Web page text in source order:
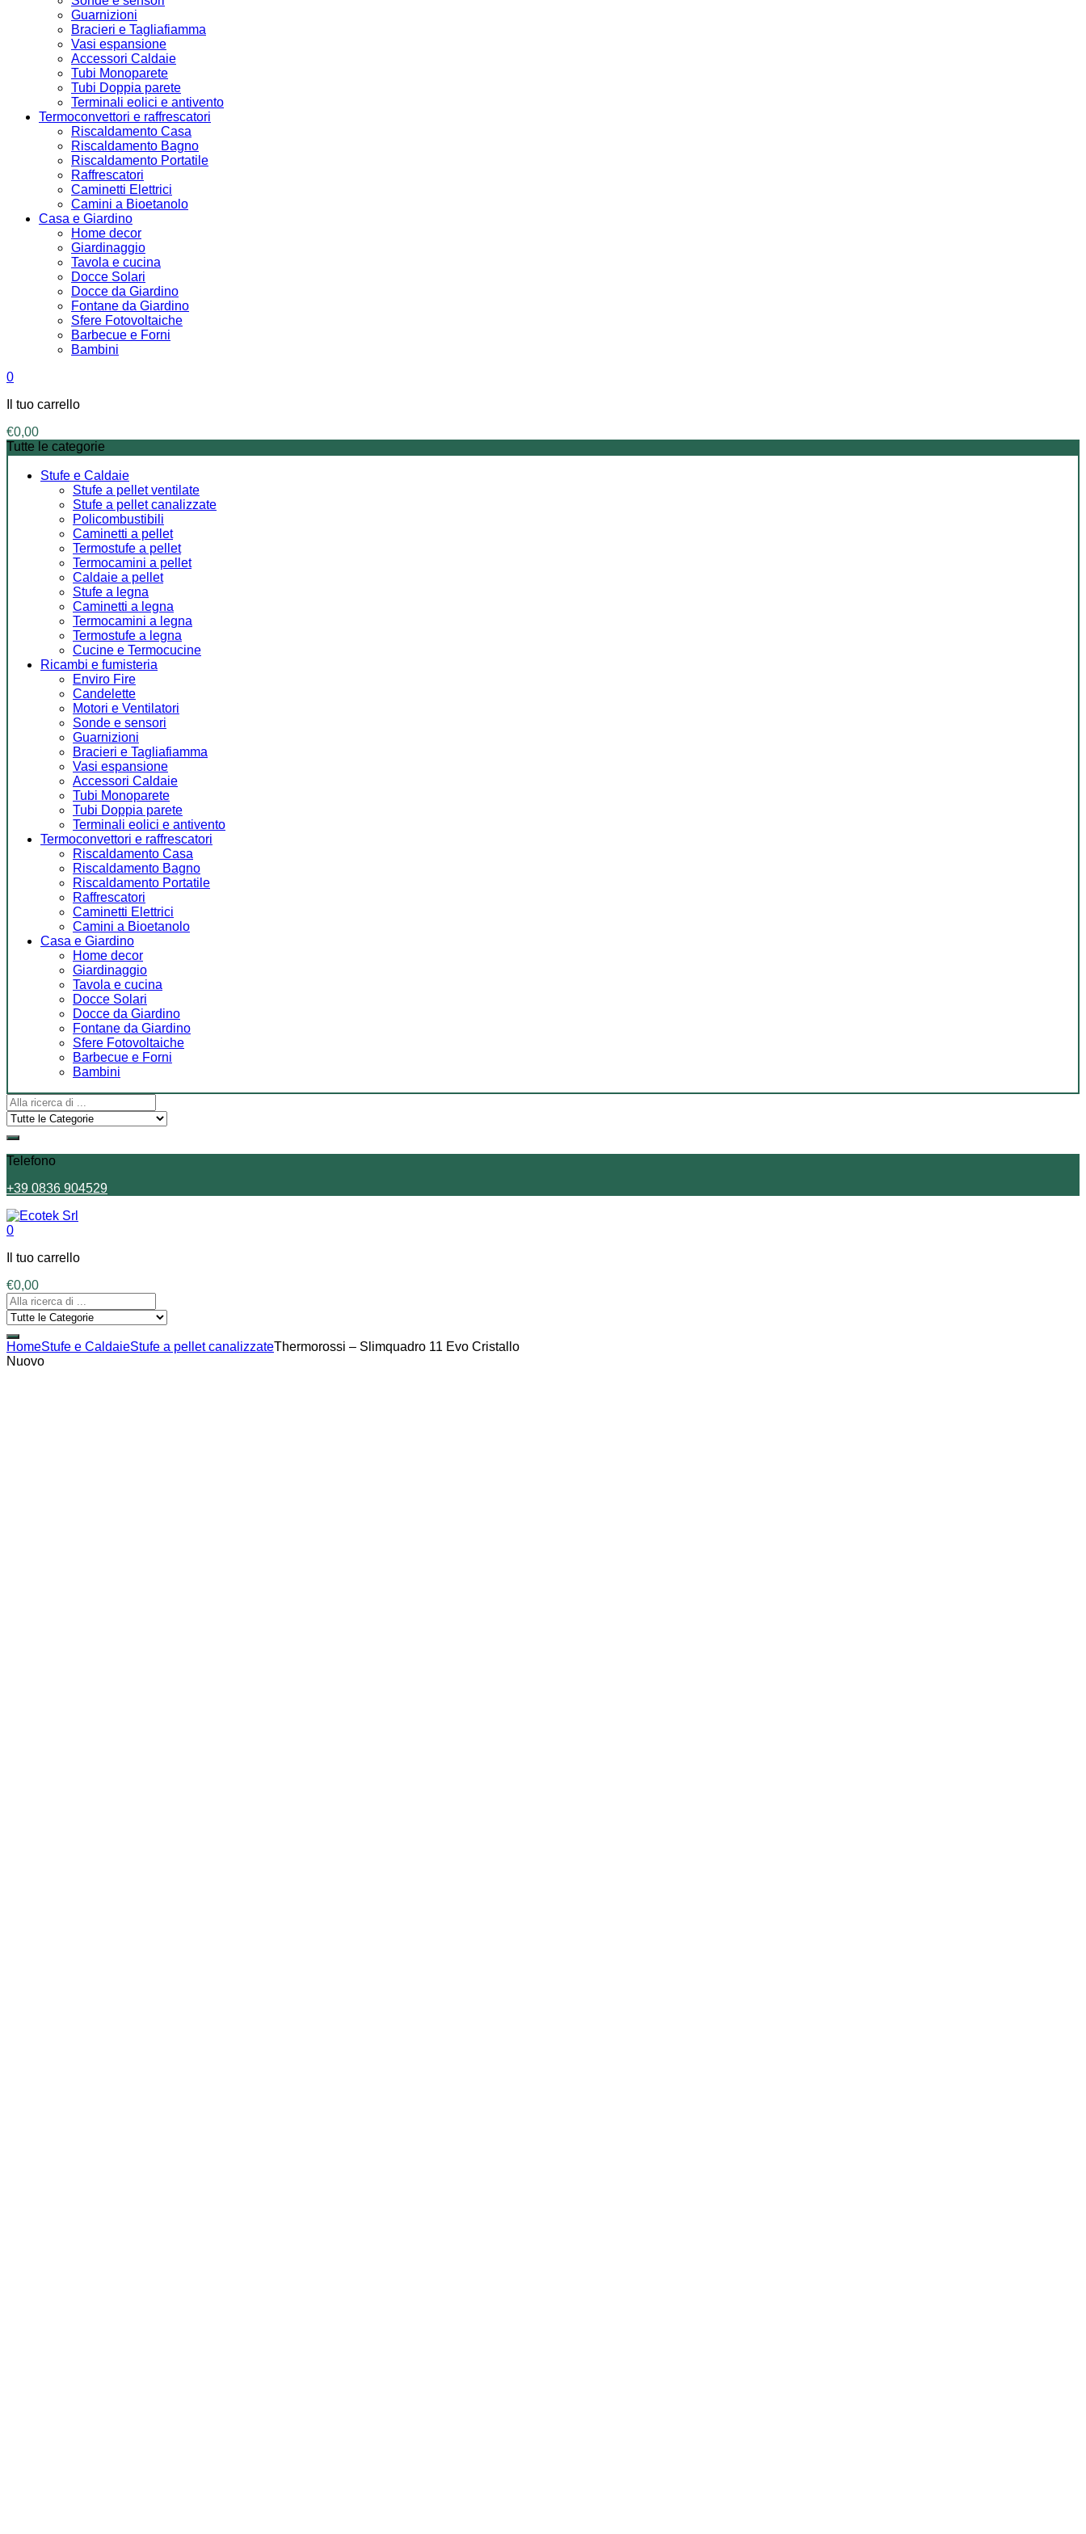
Guarnizioni
Bracieri e Tagliafiamma
Vasi espansione
Accessori Caldaie
Tubi Monoparete
Tubi Doppia parete
Terminali eolici e antivento
Termoconvettori e raffrescatori
Riscaldamento Casa
Riscaldamento Bagno
Riscaldamento Portatile
Raffrescatori
Caminetti Elettrici
Camini a Bioetanolo
Casa e Giardino
Home decor
Giardinaggio
Tavola e cucina
Docce Solari
Docce da Giardino
Fontane da Giardino
Sfere Fotovoltaiche
Barbecue e Forni
Bambini
0
Il tuo carrello
€0,00
Tutte le categorie
Stufe e Caldaie
Stufe a pellet ventilate
Stufe a pellet canalizzate
Policombustibili
Caminetti a pellet
Termostufe a pellet
Termocamini a pellet
Caldaie a pellet
Stufe a legna
Caminetti a legna
Termocamini a legna
Termostufe a legna
Cucine e Termocucine
Ricambi e fumisteria
Enviro Fire
Candelette
Motori e Ventilatori
Sonde e sensori
Guarnizioni
Bracieri e Tagliafiamma
Vasi espansione
Accessori Caldaie
Tubi Monoparete
Tubi Doppia parete
Terminali eolici e antivento
Termoconvettori e raffrescatori
Riscaldamento Casa
Riscaldamento Bagno
Riscaldamento Portatile
Raffrescatori
Caminetti Elettrici
Camini a Bioetanolo
Casa e Giardino
Home decor
Giardinaggio
Tavola e cucina
Docce Solari
Docce da Giardino
Fontane da Giardino
Sfere Fotovoltaiche
Barbecue e Forni
Bambini
Telefono
+39 0836 904529
0
Il tuo carrello
€0,00
HomeStufe e CaldaieStufe a pellet canalizzateThermorossi – Slimquadro 11 Evo Cristallo
Nuovo